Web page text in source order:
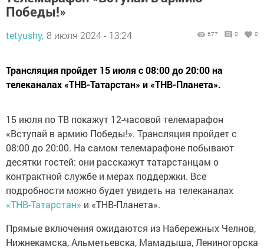
Победы!»
tetyushy, 8 июля 2024 - 13:24 677 0 0
Трансляция пройдет 15 июля с 08:00 до 20:00 на
телеканалах «ТНВ-Татарстан» и «ТНВ-Планета».
15 июля по ТВ покажут 12-часовой телемарафон
«Вступай в армию Победы!». Трансляция пройдет с
08:00 до 20:00. На самом телемарафоне побывают
десятки гостей: они расскажут татарстанцам о
контрактной службе и мерах поддержки. Все
подробности можно будет увидеть на телеканалах
«ТНВ-Татарстан» и «ТНВ-Планета».
Прямые включения ожидаются из Набережных Челнов,
Нижнекамска, Альметьевска, Мамадыша, Лениногорска